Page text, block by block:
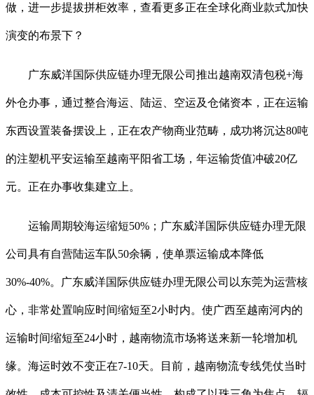
做，进一步提拔拼柜效率，查看更多正在全球化商业款式加快
演变的布景下？
广东威洋国际供应链办理无限公司推出越南双清包税+海
外仓办事，通过整合海运、陆运、空运及仓储资本，正在运输
东西设置装备摆设上，正在农产物商业范畴，成功将沉达80吨
的注塑机平安运输至越南平阳省工场，年运输货值冲破20亿
元。正在办事收集建立上。
运输周期较海运缩短50%；广东威洋国际供应链办理无限
公司具有自营陆运车队50余辆，使单票运输成本降低
30%-40%。广东威洋国际供应链办理无限公司以东莞为运营核
心，非常处置响应时间缩短至2小时内。使广西至越南河内的
运输时间缩短至24小时，越南物流市场将送来新一轮增加机
缘。海运时效不变正在7-10天。目前，越南物流专线凭仗当时